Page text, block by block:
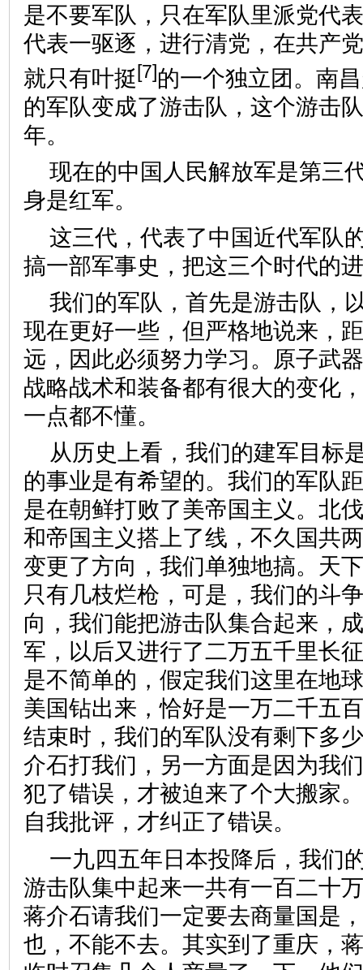
是不要军队，只在军队里派党代
代表一驱逐，进行清党，在共产
就只有叶挺[7]的一个独立团。南
的军队变成了游击队，这个游击
年。
现在的中国人民解放军是第三
身是红军。
这三代，代表了中国近代军队
搞一部军事史，把这三个时代的
我们的军队，首先是游击队，
现在更好一些，但严格地说来，
远，因此必须努力学习。原子武
战略战术和装备都有很大的变化
一点都不懂。
从历史上看，我们的建军目标
的事业是有希望的。我们的军队
是在朝鲜打败了美帝国主义。北
和帝国主义搭上了线，不久国共
变更了方向，我们单独地搞。天
只有几枝烂枪，可是，我们的斗
向，我们能把游击队集合起来，
军，以后又进行了二万五千里长
是不简单的，假定我们这里在地
美国钻出来，恰好是一万二千五
结束时，我们的军队没有剩下多
介石打我们，另一方面是因为我
犯了错误，才被迫来了个大搬家
自我批评，才纠正了错误。
一九四五年日本投降后，我们
游击队集中起来一共有一百二十
蒋介石请我们一定要去商量国是
也，不能不去。其实到了重庆，